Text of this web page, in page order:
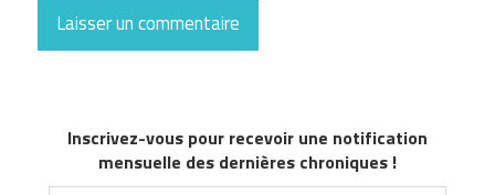
Inscrivez-vous pour recevoir une notification
mensuelle des dernières chroniques !